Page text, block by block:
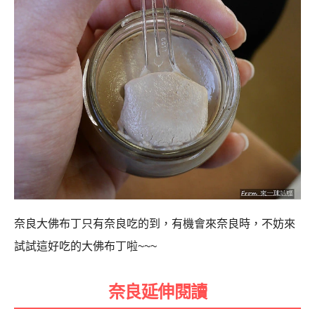
奈良大佛布丁只有奈良吃的到，有機會來奈良時，不妨來
試試這好吃的大佛布丁啦~~~
奈良延伸閱讀